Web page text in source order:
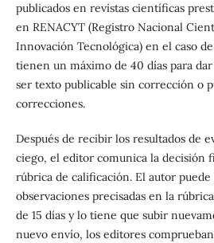
publicados en revistas científicas
en RENACYT (Registro Nacional
Innovación Tecnológica) en el caso
tienen un máximo de 40 días para
ser texto publicable sin corrección o
correcciones.
Después de recibir los resultados de
ciego, el editor comunica la decisión
rúbrica de calificación. El autor puede
observaciones precisadas en la
de 15 días y lo tiene que subir
nuevo envío, los editores